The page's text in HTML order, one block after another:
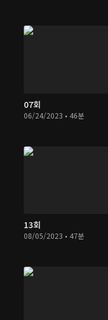
07회
06/24/2023 • 46분
13회
08/05/2023 • 47분